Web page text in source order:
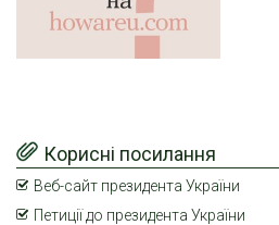
Корисні посилання
Веб-сайт президента України
Петиції до президента України